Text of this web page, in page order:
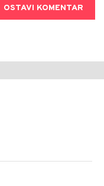
OSTAVI KOMENTAR